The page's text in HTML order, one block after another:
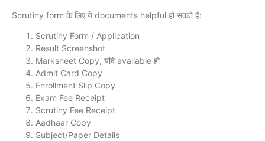
Scrutiny form के लिए ये documents helpful हो सकते हैं:
Scrutiny Form / Application
Result Screenshot
Marksheet Copy, यदि available हो
Admit Card Copy
Enrollment Slip Copy
Exam Fee Receipt
Scrutiny Fee Receipt
Aadhaar Copy
Subject/Paper Details